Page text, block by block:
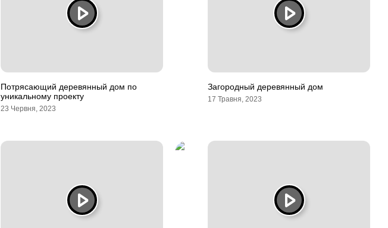
Потрясающий деревянный дом по
уникальному проекту
23 Червня, 2023
Загородный деревянный дом
17 Травня, 2023